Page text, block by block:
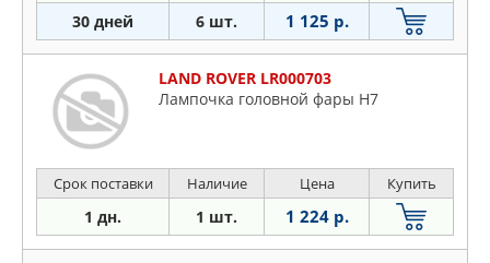
30 дней 6 шт. 1 125 р.
LAND ROVER LR000703
Лампочка головной фары H7
Срок поставки Наличие Цена Купить
1 дн. 1 шт. 1 224 р.